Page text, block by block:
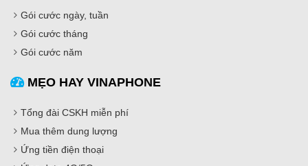
Gói cước ngày, tuần
Gói cước tháng
Gói cước năm
MẸO HAY VINAPHONE
Tổng đài CSKH miễn phí
Mua thêm dung lượng
Ứng tiền điện thoại